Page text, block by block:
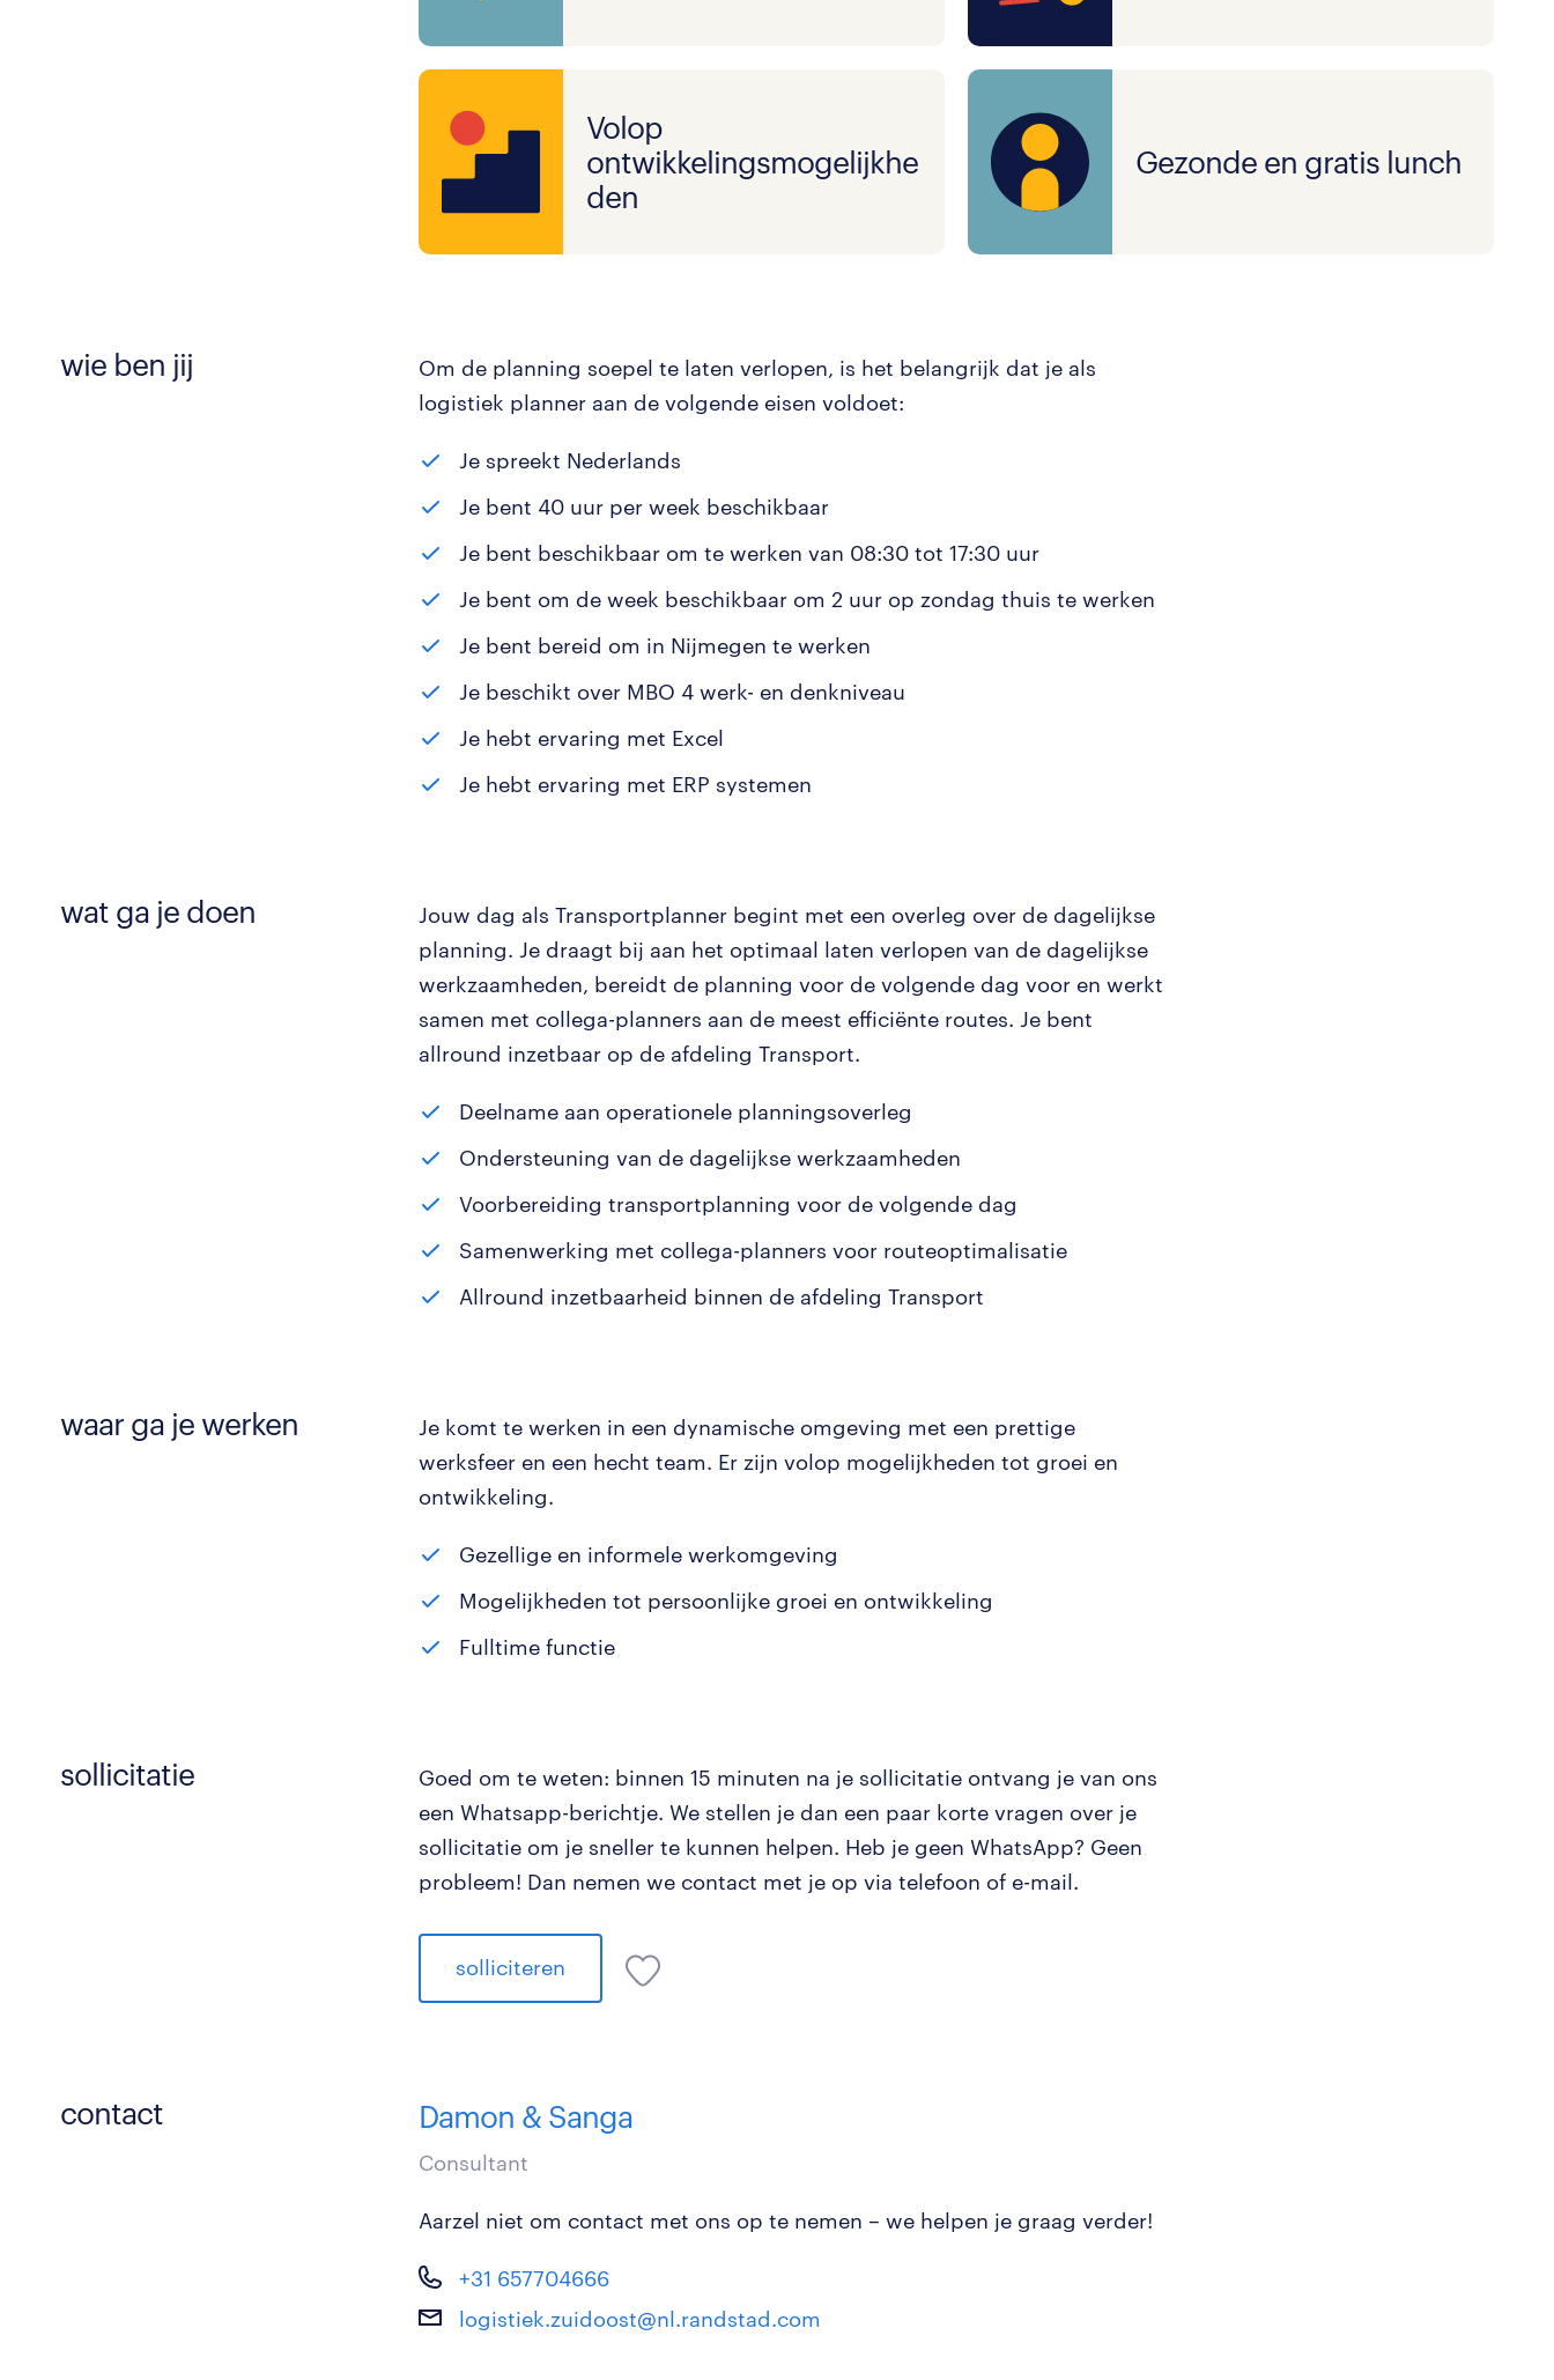
Volop
ontwikkelingsmogelijkhe
den
Gezonde en gratis lunch
wie ben jij
Om de planning soepel te laten verlopen, is het belangrijk dat je als
logistiek planner aan de volgende eisen voldoet:
Je spreekt Nederlands
Je bent 40 uur per week beschikbaar
Je bent beschikbaar om te werken van 08:30 tot 17:30 uur
Je bent om de week beschikbaar om 2 uur op zondag thuis te werken
Je bent bereid om in Nijmegen te werken
Je beschikt over MBO 4 werk- en denkniveau
Je hebt ervaring met Excel
Je hebt ervaring met ERP systemen
wat ga je doen
Jouw dag als Transportplanner begint met een overleg over de dagelijkse
planning. Je draagt bij aan het optimaal laten verlopen van de dagelijkse
werkzaamheden, bereidt de planning voor de volgende dag voor en werkt
samen met collega-planners aan de meest efficiënte routes. Je bent
allround inzetbaar op de afdeling Transport.
Deelname aan operationele planningsoverleg
Ondersteuning van de dagelijkse werkzaamheden
Voorbereiding transportplanning voor de volgende dag
Samenwerking met collega-planners voor routeoptimalisatie
Allround inzetbaarheid binnen de afdeling Transport
waar ga je werken
Je komt te werken in een dynamische omgeving met een prettige
werksfeer en een hecht team. Er zijn volop mogelijkheden tot groei en
ontwikkeling.
Gezellige en informele werkomgeving
Mogelijkheden tot persoonlijke groei en ontwikkeling
Fulltime functie
sollicitatie
Goed om te weten: binnen 15 minuten na je sollicitatie ontvang je van ons
een Whatsapp-berichtje. We stellen je dan een paar korte vragen over je
sollicitatie om je sneller te kunnen helpen. Heb je geen WhatsApp? Geen
probleem! Dan nemen we contact met je op via telefoon of e-mail.
solliciteren
contact Damon & Sanga
Consultant
Aarzel niet om contact met ons op te nemen – we helpen je graag verder!
+31 657704666
logistiek.zuidoost@nl.randstad.com